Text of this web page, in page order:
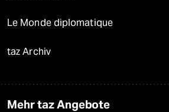
Le Monde diplomatique
taz Archiv
Mehr taz Angebote